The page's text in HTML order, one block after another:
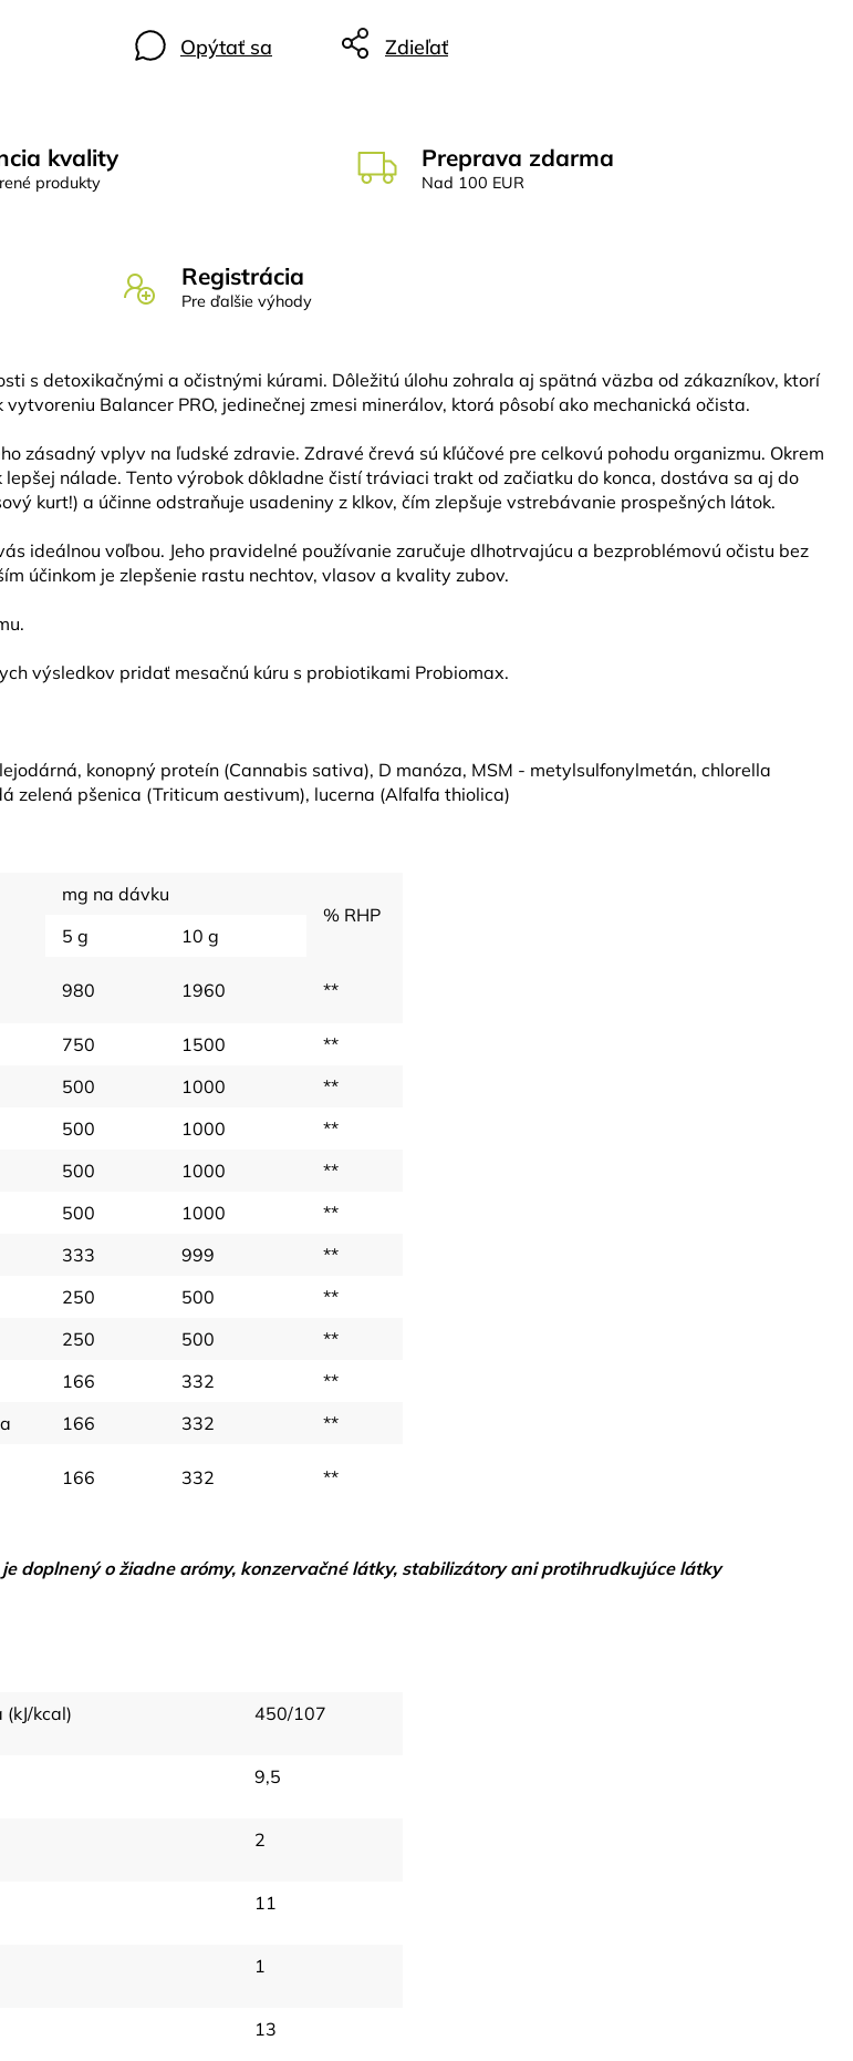
Opýtať sa Zdieľať
kvality
produkty
Preprava zdarma
Nad 100 EUR
Registrácia
Pre ďalšie výhody
s detoxikačnými a očistnými kúrami. Dôležitú úlohu zohrala aj spätná väzba od zákazníkov, ktorí
Balancer PRO, jedinečnej zmesi minerálov, ktorá pôsobí ako mechanická očista.
zásadný vplyv na ľudské zdravie. Zdravé črevá sú kľúčové pre celkovú pohodu organizmu. Okrem
nálade. Tento výrobok dôkladne čistí tráviaci trakt od začiatku do konca, dostáva sa aj do
kurt!) a účinne odstraňuje usadeniny z klkov, čím zlepšuje vstrebávanie prospešných látok.
ideálnou voľbou. Jeho pravidelné používanie zaručuje dlhotrvajúcu a bezproblémovú očistu bez
účinkom je zlepšenie rastu nechtov, vlasov a kvality zubov.
výsledkov pridať mesačnú kúru s probiotikami Probiomax.
konopný proteín (Cannabis sativa), D manóza, MSM - metylsulfonylmetán, chlorella
zelená pšenica (Triticum aestivum), lucerna (Alfalfa thiolica)
mg na dávku
% RHP
5 g
10 g
980 1960 **
750 1500
**
500 1000
**
500 1000
**
500 1000
**
500 1000
**
333 999
**
250 500
**
250 500
**
166 332
**
166 332
**
166 332 **
doplnený o žiadne arómy, konzervačné látky, stabilizátory ani protihrudkujúce látky
kcal) 450/107
9,5
2
11
1
13